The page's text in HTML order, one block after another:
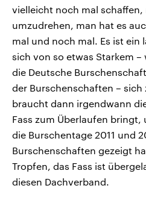
vielleicht noch mal schaffen,
umzudrehen, man hat es
mal und noch mal. Es ist ein
sich von so etwas Starkem –
die Deutsche
der Burschenschaften – sich
braucht dann irgendwann
Fass zum Überlaufen bringt,
die Burschentage 2011 und
Burschenschaften gezeigt
Tropfen, das Fass ist
diesen Dachverband.